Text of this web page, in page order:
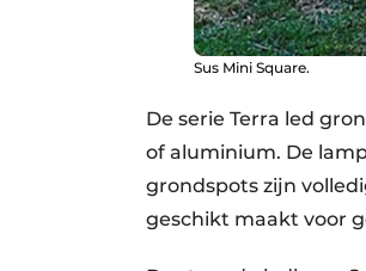
Sus Mini Square.
De serie Terra led
of aluminium. De
grondspots zijn
geschikt maakt voor